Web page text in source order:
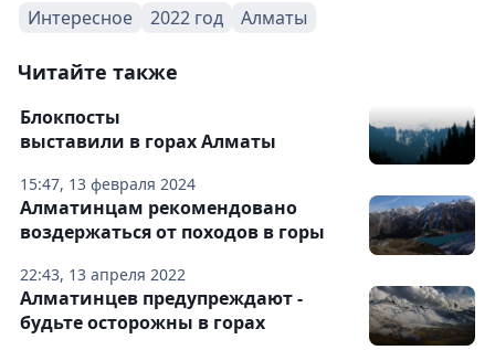
Интересное 2022 год Алматы
Читайте также
15:47, 13 февраля 2024
Блокпосты
выставили в горах Алматы
22:43, 13 апреля 2022
Алматинцам рекомендовано
воздержаться от походов в горы
Алматинцев предупреждают -
будьте осторожны в горах